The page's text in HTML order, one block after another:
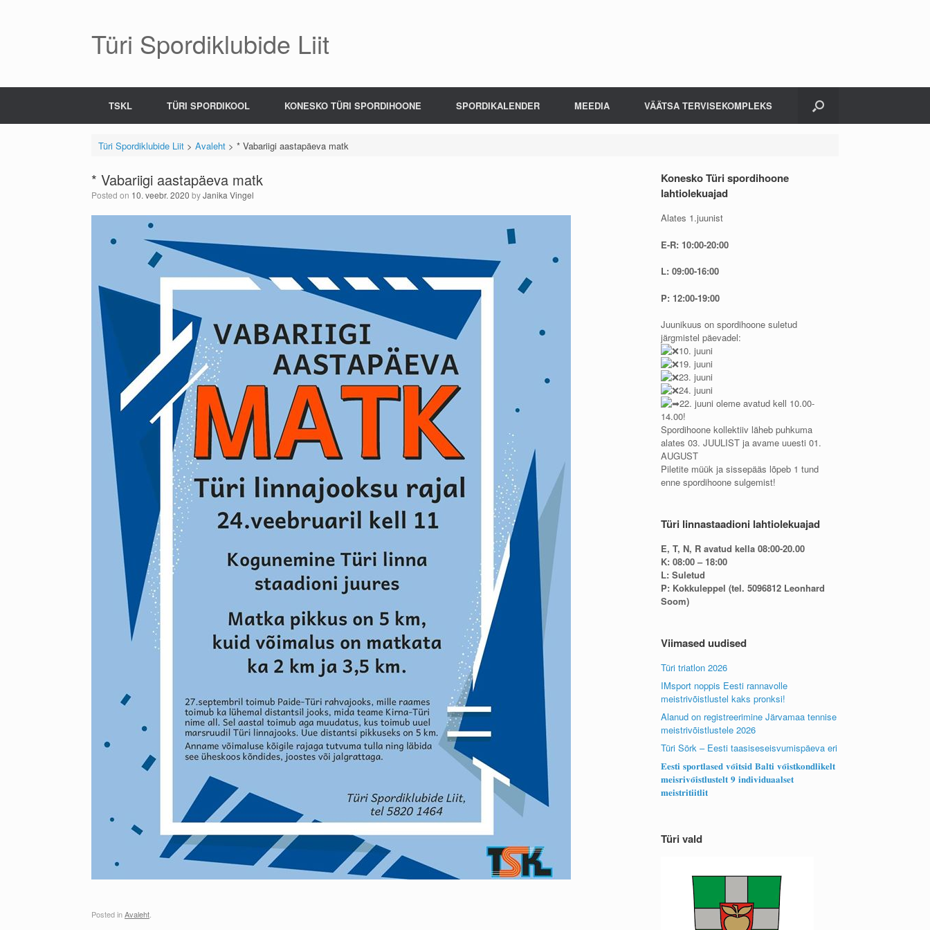
Türi Spordiklubide Liit
TSKL TÜRI SPORDIKOOL KONESKO TÜRI SPORDIHOONE SPORDIKALENDER MEEDIA VÄÄTSA TERVISEKOMPLEKS
Türi Spordiklubide Liit> Avaleht> * Vabariigi aastapäeva matk
* Vabariigi aastapäeva matk
Posted on 10. veebr. 2020 byJanika Vingel
Posted inAvaleht.
Konesko Türi spordihoone
lahtiolekuajad
Alates 1.juunist
E-R: 10:00-20:00
L: 09:00-16:00
P: 12:00-19:00
Juunikuus on spordihoone suletud
järgmistel päevadel:
10. juuni
19. juuni
23. juuni
24. juuni
22. juuni oleme avatud kell 10.00-
14.00!
Spordihoone kollektiiv läheb puhkuma
alates 03. JUULIST ja avame uuesti 01.
AUGUST
Piletite müük ja sissepääs lõpeb 1 tund
enne spordihoone sulgemist!
Türi linnastaadioni lahtiolekuajad
E, T, N, R avatud kella 08:00-20.00
K: 08:00 – 18:00
L: Suletud
P: Kokkuleppel (tel. 5096812 Leonhard
Soom)
Viimased uudised
Türi triatlon 2026
IMsport noppis Eesti rannavolle
meistrivõistlustel kaks pronksi!
Alanud on registreerimine Järvamaa tennise
meistrivõistlustele 2026
Türi Sörk – Eesti taasiseseisvumispäeva eri
𝐄𝐞𝐬𝐭𝐢 𝐬𝐩𝐨𝐫𝐭𝐥𝐚𝐬𝐞𝐝 𝐯𝐨̃𝐢𝐭𝐬𝐢𝐝 𝐁𝐚𝐥𝐭𝐢 𝐯𝐨̃𝐢𝐬𝐭𝐤𝐨𝐧𝐝𝐥𝐢𝐤𝐞𝐥𝐭
𝐦𝐞𝐢𝐬𝐫𝐢𝐯𝐨̃𝐢𝐬𝐭𝐥𝐮𝐬𝐭𝐞𝐥𝐭 𝟗 𝐢𝐧𝐝𝐢𝐯𝐢𝐝𝐮𝐚𝐚𝐥𝐬𝐞𝐭
𝐦𝐞𝐢𝐬𝐭𝐫𝐢𝐭𝐢𝐢𝐭𝐥𝐢𝐭
Türi vald